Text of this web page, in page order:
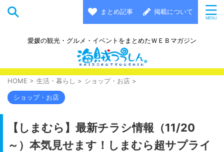
まとめ記事 掲載について
愛媛の観光・グルメ・イベントをまとめたＷＥＢマガジン
HOME > 生活・暮らし > ショップ・お店 >
ショップ・お店
【しまむら】最新チラシ情報（11/20
～）本気見せます！しまむら超サプライ